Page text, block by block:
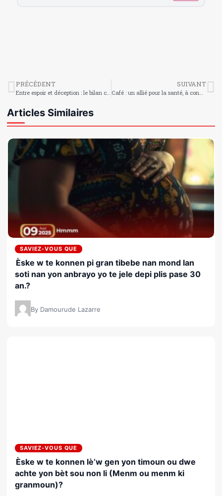
PRÉCÉDENT SUIVANT
Articles Similaires
SAVIEZ-VOUS QUE
Èske w te konnen pi gran tibebe nan mond lan
soti nan yon anbrayo yo te jele depi plis pase 30
an.?
By Damourude Lazarre
SAVIEZ-VOUS QUE
Èske w te konnen lè’w gen yon timoun ou dwe
achte yon bèt sou non li (Menm ou menm ki
granmoun)?